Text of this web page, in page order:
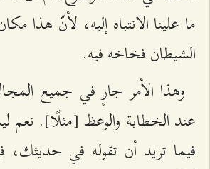
ما علينا الانتباه إليه، لأنّ
الشيطان فخاخه فيه.
وهذا الأمر جارٍ في جميع
عند الخطابة والوعظ [مثلًا]. نعم
فيما تريد أن تقوله في حديثك،